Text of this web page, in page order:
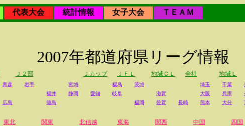
代表大会 統計情報 女子大会 ＴＥＡＭ
2007年都道府県リーグ情報
Ｊ２部 Ｊカップ ＪＦＬ 地域ＣＬ 全社 地域Ｌ
青森 岩手 宮城 福島 茨城 埼玉 千葉
福井 静岡 愛知 岐阜 滋賀 大阪 兵庫
広島 徳島 福岡 佐賀 長崎 熊本 大分
東北 関東 北信越 東海 関西 中国 四国